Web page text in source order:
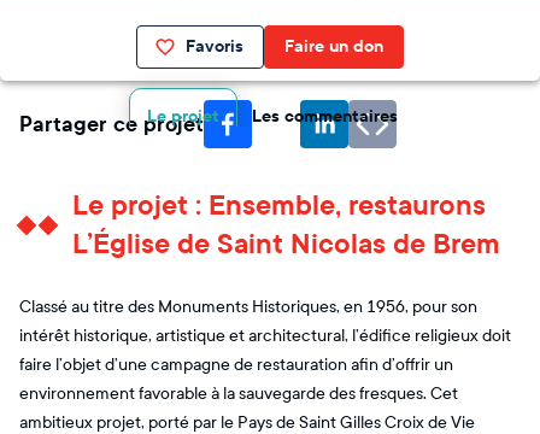
Favoris Faire un don
Le projet Les commentaires
Partager ce projet
Le projet : Ensemble, restaurons
L’Église de Saint Nicolas de Brem
Classé au titre des Monuments Historiques, en 1956, pour son
intérêt historique, artistique et architectural, l’édifice religieux doit
faire l’objet d’une campagne de restauration afin d’offrir un
environnement favorable à la sauvegarde des fresques. Cet
ambitieux projet, porté par le Pays de Saint Gilles Croix de Vie